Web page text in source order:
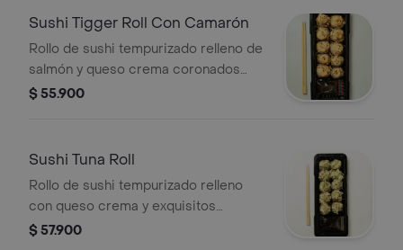
Sushi Tigger Roll Con Camarón
Rollo de sushi tempurizado relleno de
salmón y queso crema coronados
con ricos camarones salsa japonesa
$ 55.900
Sushi Tuna Roll
Rollo de sushi tempurizado relleno
con queso crema y exquisitos
vegetales apanados, coronado con
$ 57.900